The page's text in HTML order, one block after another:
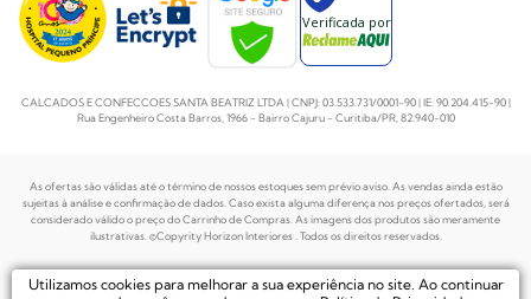
Verificada por
CALCADOS E CONFECCOES SANTA BEATRIZ LTDA | CNPJ: 03.533.731/0001-90 | IE: 90.204.415-90 |
Rua Engenheiro Costa Barros, 1966 - Bairro Cajuru - Curitiba/PR, 82.940-010
As ofertas são válidas até o término de nossos estoques sem prévio aviso. As vendas ainda estão
sujeitas à análise e confirmação de dados. Caso exista alguma diferença nos preçosofertados, será
considerado válido o preço do Carrinho de Compras. As imagens dos produtos são meramente
ilustrativas. ©Copyrity Horizon Interiores . Todos os direitos reservados.
Desenvolvido por Plataforma de
Ecommerce by
Utilizamos cookies para melhorar a sua experiência no site. Ao continuar